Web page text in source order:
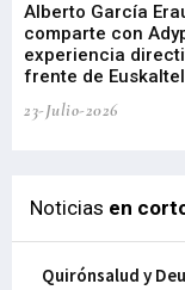
Alberto García
comparte con
experiencia
frente de Euskaltel
23-Julio-2026
Noticias en
Quirónsalud y